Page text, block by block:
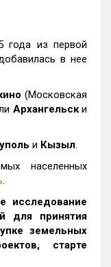
года из первой
в нее
(Московская
Архангельски
и Кызыл.
населенных
.
исследование
для принятия
земельных
старте